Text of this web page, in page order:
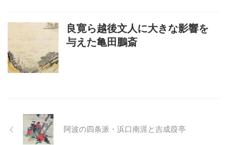
良寛ら越後文人に大きな影響を
与えた亀田鵬斎
阿波の四条派・浜口南涯と吉成葭亭